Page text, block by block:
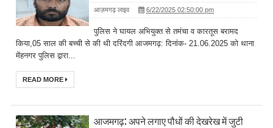
आज़मगढ़ लाइव 6/22/2025 02:50:00 pm
पुलिस ने घायल अभियुक्त से तमंचा व कारतूस बरामद
किया,05 साल की बच्ची से की थी दरिंदगी आजमगढ़: दिनांक- 21.06.2025 को थाना
मेंहनगर पुलिस द्वारा...
READ MORE
आजमगढ़: अपने लगाए पौधों की देखरेख में जुटी